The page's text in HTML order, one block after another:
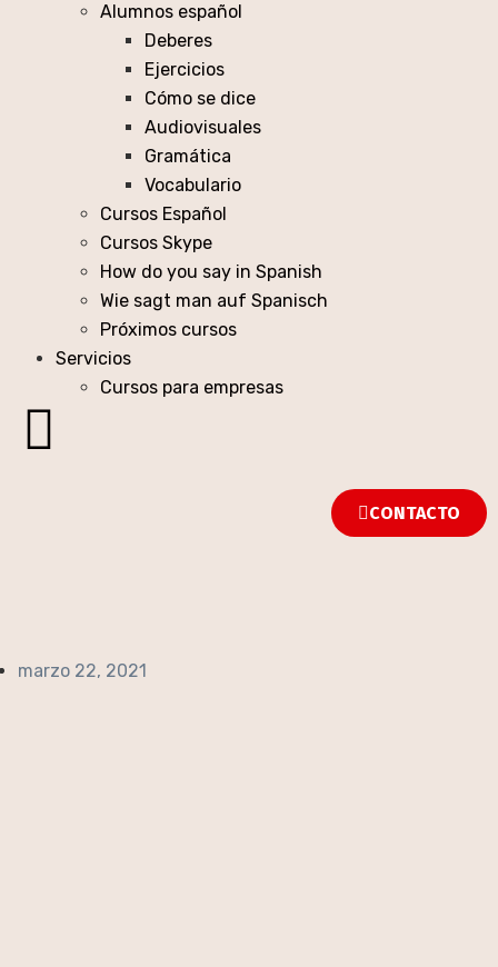
Alumnos español
Deberes
Ejercicios
Cómo se dice
Audiovisuales
Gramática
Vocabulario
Cursos Español
Cursos Skype
How do you say in Spanish
Wie sagt man auf Spanisch
Próximos cursos
Servicios
Cursos para empresas
CONTACTO
marzo 22, 2021